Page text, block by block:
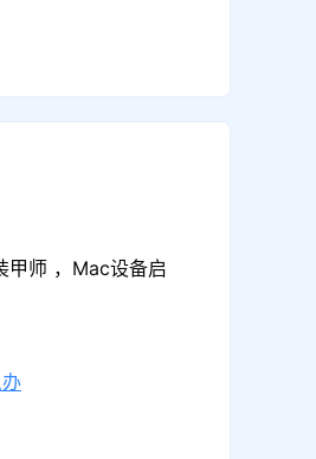
甲师 ，Mac设备启